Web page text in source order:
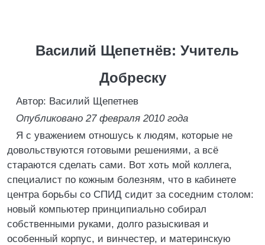
Василий Щепетнёв: Учитель
Добреску
Автор: Василий Щепетнев
Опубликовано 27 февраля 2010 года
Я с уважением отношусь к людям, которые не
довольствуются готовыми решениями, а всё
стараются сделать сами. Вот хоть мой коллега,
специалист по кожным болезням, что в кабинете
центра борьбы со СПИД сидит за соседним столом:
новый компьютер принципиально собирал
собственными руками, долго разыскивая и
особенный корпус, и винчестер, и материнскую